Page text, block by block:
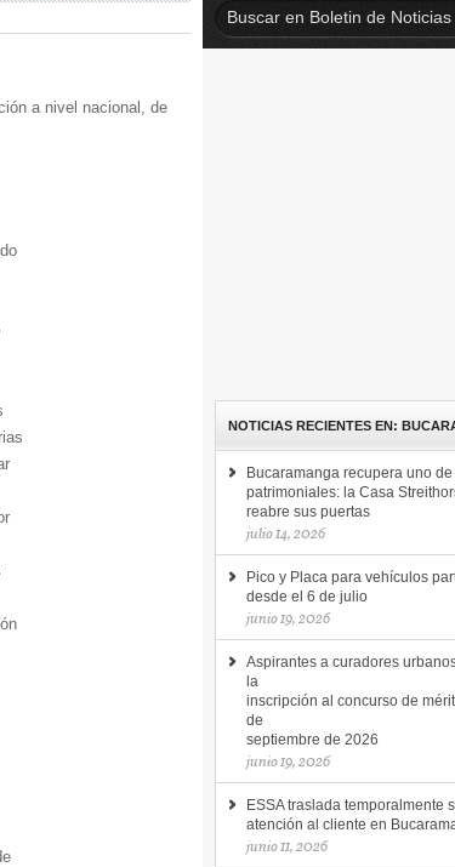
a nivel nacional, de
NOTICIAS RECIENTES EN:
Bucaramanga recupera uno
patrimoniales: la Casa
reabre sus puertas
julio 14, 2026
Pico y Placa para vehículos
desde el 6 de julio
junio 19, 2026
Aspirantes a curadores
la
inscripción al concurso de
de
septiembre de 2026
junio 19, 2026
ESSA traslada temporalmente
atención al cliente en
junio 11, 2026